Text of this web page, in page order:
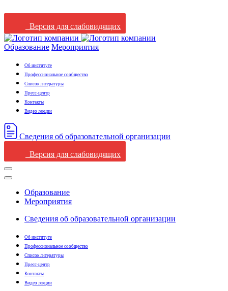
Версия для слабовидящих
Образование Мероприятия
Об институте
Профессиональное сообщество
Список литературы
Пресс-центр
Контакты
Видео лекции
Сведения oб oбразовательной oрганизации
Версия для слабовидящих
Образование
Мероприятия
Сведения oб oбразовательной oрганизации
Об институте
Профессиональное сообщество
Список литературы
Пресс-центр
Контакты
Видео лекции